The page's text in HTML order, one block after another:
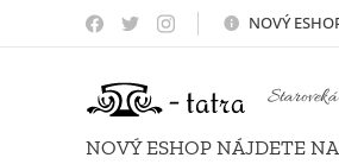
NOVÝ
NOVÝ ESHOP NÁJDETE